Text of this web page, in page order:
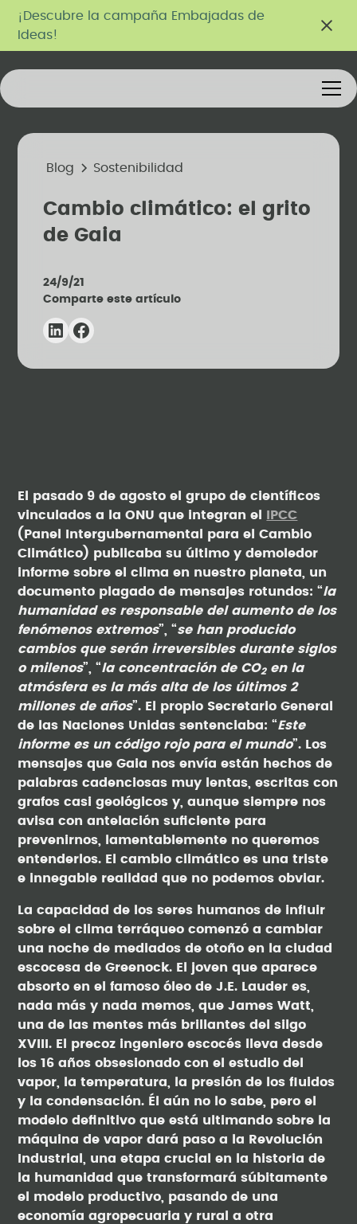
¡Descubre la campaña Embajadas de
Ideas!
Blog Sostenibilidad
Cambio climático: el grito
de Gaia
24/9/21
Comparte este artículo
El pasado 9 de agosto el grupo de científicos
vinculados a la ONU que integran el
IPCC
(Panel Intergubernamental para el Cambio
Climático) publicaba su último y demoledor
informe sobre el clima en nuestro planeta, un
documento plagado de mensajes rotundos: “la
humanidad es responsable del aumento de los
fenómenos extremos”, “se han producido
cambios que serán irreversibles durante siglos
o milenos”, “la concentración de CO2en la
atmósfera es la más alta de los últimos 2
millones de años”. El propio Secretario General
de las Naciones Unidas sentenciaba: “Este
informe es un código rojo para el mundo”. Los
mensajes que Gaia nos envía están hechos de
palabras cadenciosas muy lentas, escritas con
grafos casi geológicos y, aunque siempre nos
avisa con antelación suficiente para
prevenirnos, lamentablemente no queremos
entenderlos. El cambio climático es una triste
e innegable realidad que no podemos obviar.
La capacidad de los seres humanos de influir
sobre el clima terráqueo comenzó a cambiar
una noche de mediados de otoño en la ciudad
escocesa de Greenock. El joven que aparece
absorto en el famoso óleo de J.E. Lauder es,
nada más y nada memos, que James Watt,
una de las mentes más brillantes del silgo
XVIII. El precoz ingeniero escocés lleva desde
los 16 años obsesionado con el estudio del
vapor, la temperatura, la presión de los fluidos
y la condensación. Él aún no lo sabe, pero el
modelo definitivo que está ultimando sobre la
máquina de vapor dará paso a la Revolución
Industrial, una etapa crucial en la historia de
la humanidad que transformará súbitamente
el modelo productivo, pasando de una
economía agropecuaria y rural a otra